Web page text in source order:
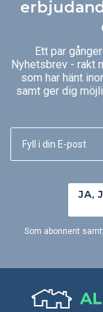
Ett par
Nyhetsbrev - rakt
som har hänt
samt ger dig
JA,
Som abonnent